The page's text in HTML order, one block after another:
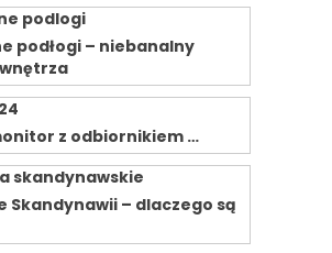
podłogi – niebanalny
z odbiornikiem …
Skandynawii – dlaczego są